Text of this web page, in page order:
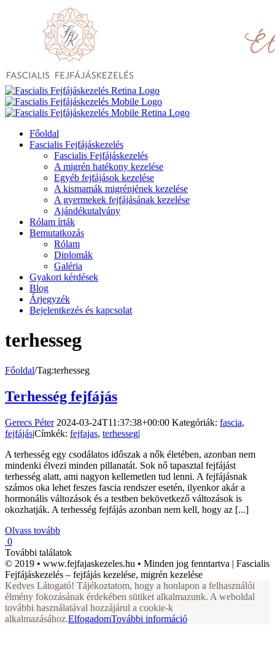
Főoldal
Fascialis Fejfájáskezelés
Fascialis Fejfájáskezelés
A migrén hatékony kezelése
Egyéb fejfájások kezelése
A kismamák migrénjének kezelése
A gyermekek fejfájásának kezelése
Ajándékutalvány
Rólam írták
Bemutatkozás
Rólam
Diplomák
Galéria
Gyakori kérdések
Blog
Árjegyzék
Bejelentkezés és kapcsolat
terhesseg
Főoldal/Tag:terhesseg
Terhesség fejfájás
Gerecs Péter 2024-03-24T11:37:38+00:00 Kategóriák: fascia,
fejfájás|Címkék: fejfajas, terhesseg|
A terhesség egy csodálatos időszak a nők életében, azonban nem
mindenki élvezi minden pillanatát. Sok nő tapasztal fejfájást
terhesség alatt, ami nagyon kellemetlen tud lenni. A fejfájásnak
számos oka lehet feszes fascia rendszer esetén, ilyenkor akár a
hormonális változások és a testben bekövetkező változások is
okozhatják. A terhesség fejfájás azonban nem kell, hogy az [...]
Olvass tovább
0
További találatok
© 2019 • www.fejfajaskezeles.hu • Minden jog fenntartva | Fascialis
Fejfájáskezelés – fejfájás kezelése, migrén kezelése
Kedves Látogató! Tájékoztatom, hogy a honlapon a felhasználói
élmény fokozásának érdekében sütiket alkalmazunk. A weboldal
további használatával hozzájárul a cookie-k
alkalmazásához.ElfogadomTovábbi információ